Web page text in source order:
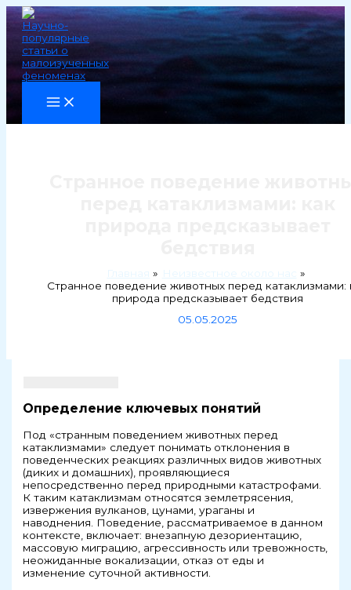
Перейти
к
содержимому
Главная
Неизвестное около нас
Странное поведение животных перед катаклизмами:
природа предсказывает бедствия
05.05.2025
Определение ключевых понятий
Под «странным поведением животных перед
катаклизмами» следует понимать отклонения в
поведенческих реакциях различных видов животных
(диких и домашних), проявляющиеся
непосредственно перед природными катастрофами.
К таким катаклизмам относятся землетрясения,
извержения вулканов, цунами, ураганы и
наводнения. Поведение, рассматриваемое в данном
контексте, включает: внезапную дезориентацию,
массовую миграцию, агрессивность или тревожность,
неожиданные вокализации, отказ от еды и
изменение суточной активности.